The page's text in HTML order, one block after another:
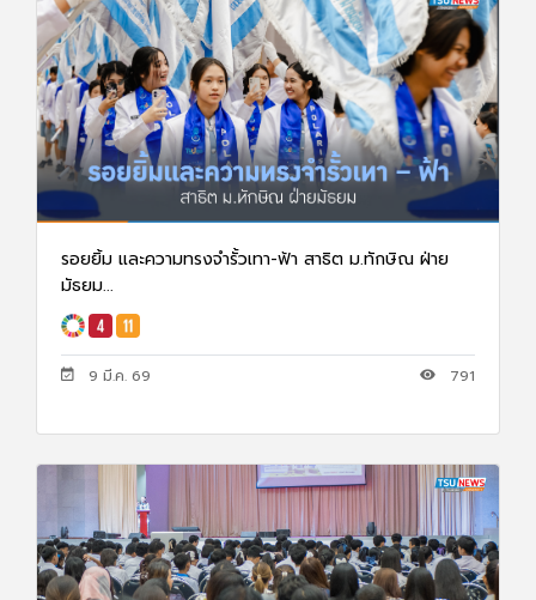
รอยยิ้ม และความทรงจำรั้วเทา-ฟ้า สาธิต ม.ทักษิณ ฝ่าย
มัธยม...
9 มี.ค. 69 791